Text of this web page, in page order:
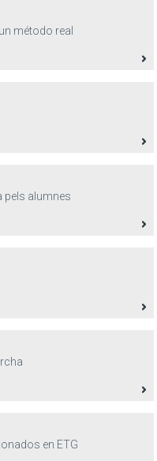
método real
pels alumnes
en ETG